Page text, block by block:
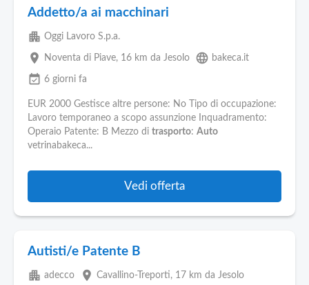
Addetto/a ai macchinari
apartment Oggi Lavoro S.p.a.
place Noventa di Piave, 16 km da Jesolo language bakeca.it
event_available 6 giorni fa
EUR 2000 Gestisce altre persone: No Tipo di occupazione:
Lavoro temporaneo a scopo assunzione Inquadramento:
Operaio Patente: B Mezzo di trasporto: Auto
vetrinabakeca...
Vedi offerta
Autisti/e Patente B
apartment adecco place Cavallino-Treporti, 17 km da Jesolo